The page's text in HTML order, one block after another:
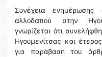
Συνέχεια
αλλοδαπού στην
γνωρίζεται ότι
Ηγουμενίτσας και
για παράβαση του